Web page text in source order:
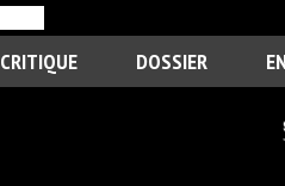
CRITIQUE DOSSIER